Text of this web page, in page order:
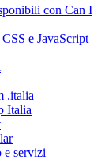
con Can I
e JavaScript
.italia
Italia
e servizi